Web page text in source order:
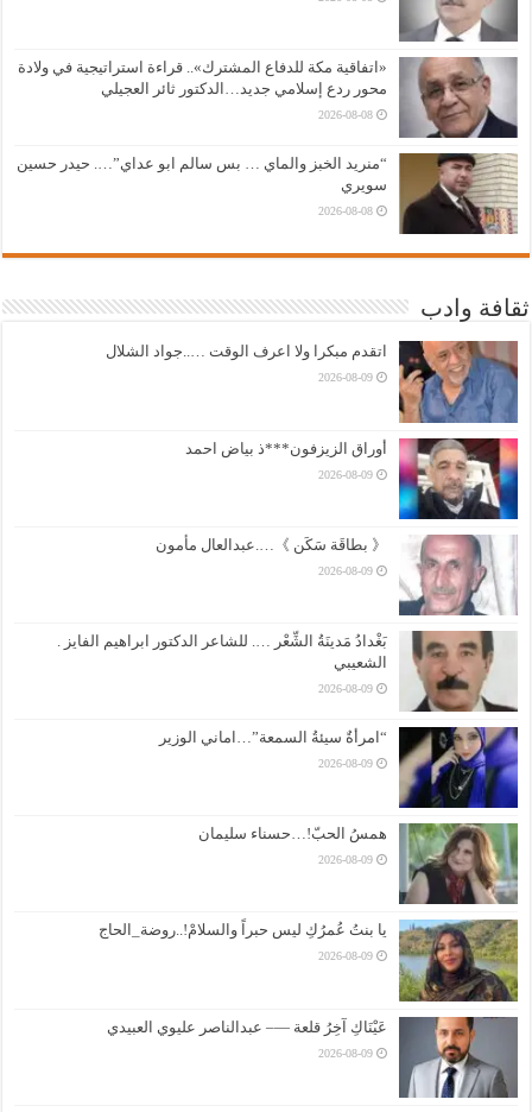
«اتفاقية مكة للدفاع المشترك».. قراءة استراتيجية في ولادة
محور ردع إسلامي جديد…الدكتور ثائر العجيلي
2026-08-08
“منريد الخبز والماي … بس سالم ابو عداي”…. حيدر حسين
سويري
2026-08-08
ثقافة وادب
اتقدم مبكرا ولا اعرف الوقت …..جواد الشلال
2026-08-09
أوراق الزيزفون***ذ بياض احمد
2026-08-09
《 بطاقَة سَكَن 》….عبدالعال مأمون
2026-08-09
بَغْدادُ مَدينَةُ الشِّعْر …. للشاعر الدكتور ابراهيم الفايز .
الشعيبي
2026-08-09
“امرأةٌ سيئةُ السمعة”…اماني الوزير
2026-08-09
همسُ الحبّ!…حسناء سليمان
2026-08-09
يا بنتُ عُمرُكِ ليس حبراً والسلامْ!..روضة_الحاج
2026-08-09
عَيْنَاكِ آخِرُ قلعة —– عبدالناصر عليوي العبيدي
2026-08-09